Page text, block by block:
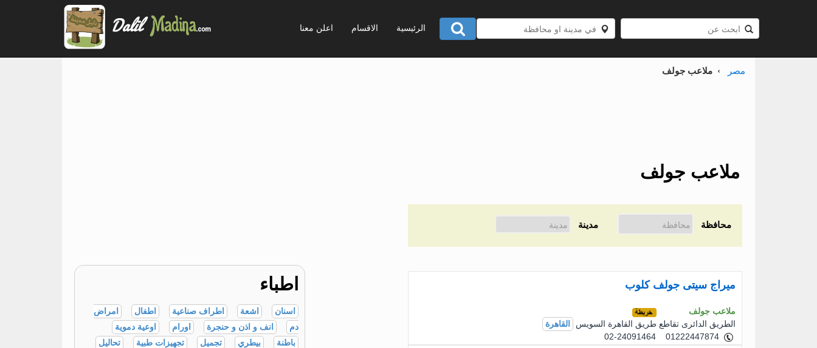
اعلن معنا الاقسام الرئيسية
مصر ملاعب جولف
اطباء
اسنان اشعة اطراف صناعية اطفال
امراض
دم
انف و اذن و حنجرة اورام
اوعية دموية
باطنة
بيطري تجميل تجهيزات طبية
تحاليل
ملاعب جولف
محافظة مدينة
ميراج سيتى جولف كلوب
ملاعب جولف
الطريق الدائرى تقاطع طريق القاهرة السويس
القاهرة
02-24091464 01222447874